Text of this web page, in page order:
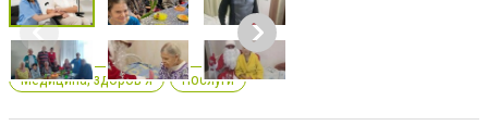
Медицина, здоров'я Послуги